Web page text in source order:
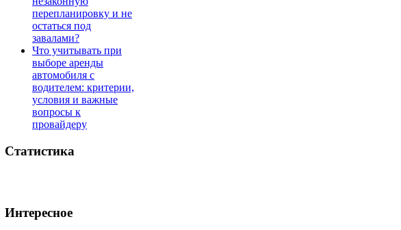
перепланировку и не
остаться под
завалами?
Что учитывать при
выборе аренды
автомобиля с
водителем: критерии,
условия и важные
вопросы к
провайдеру
Статистика
Интересное